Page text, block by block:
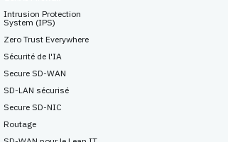
Intrusion Protection
System (IPS)
Zero Trust Everywhere
Sécurité de l'IA
Secure SD-WAN
SD-LAN sécurisé
Secure SD-NIC
Routage